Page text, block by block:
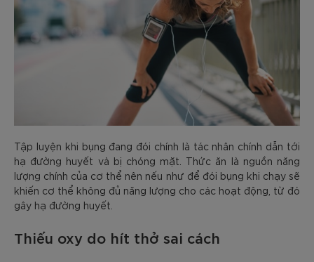
Tập luyện khi bụng đang đói chính là tác nhân chính dẫn tới
hạ đường huyết và bị chóng mặt. Thức ăn là nguồn năng
lượng chính của cơ thể nên nếu như để đói bụng khi chạy sẽ
khiến cơ thể không đủ năng lượng cho các hoạt động, từ đó
gây hạ đường huyết.
Thiếu oxy do hít thở sai cách